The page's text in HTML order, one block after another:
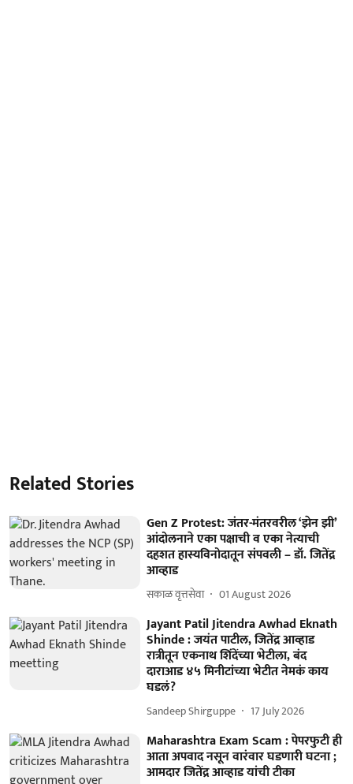
Related Stories
Gen Z Protest: जंतर-मंतरवरील ‘झेन झी’
आंदोलनाने एका पक्षाची व एका नेत्याची
दहशत हास्यविनोदातून संपवली – डॉ. जितेंद्र
आव्हाड
सकाळ वृत्तसेवा 01 August 2026
Jayant Patil Jitendra Awhad Eknath
Shinde : जयंत पाटील, जितेंद्र आव्हाड
रात्रीतून एकनाथ शिंदेंच्या भेटीला, बंद
दाराआड ४५ मिनीटांच्या भेटीत नेमकं काय
घडलं?
Sandeep Shirguppe 17 July 2026
Maharashtra Exam Scam : पेपरफुटी ही
आता अपवाद नसून वारंवार घडणारी घटना ;
आमदार जितेंद्र आव्हाड यांची टीका